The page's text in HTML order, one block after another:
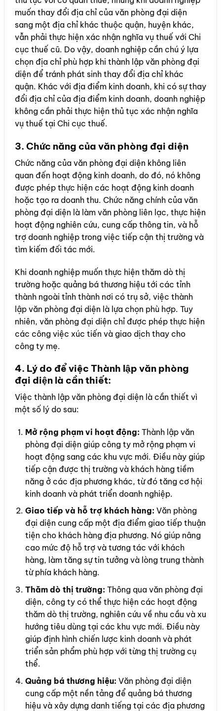
muốn thay đổi địa chỉ của văn phòng đại diện
sang một địa chỉ khác thuộc quận, huyện khác,
vẫn phải thực hiện xác nhận nghĩa vụ thuế với Chi
cục thuế cũ. Do vậy, doanh nghiệp cần chú ý lựa
chọn địa chỉ phù hợp khi thành lập văn phòng đại
diện để tránh phát sinh thay đổi địa chỉ khác
quận. Khác với địa điểm kinh doanh, khi có sự thay
đổi địa chỉ của địa điểm kinh doanh, doanh nghiệp
không cần phải thực hiện thủ tục xác nhận nghĩa
vụ thuế tại Chi cục thuế.
3. Chức năng của văn phòng đại diện
Chức năng của văn phòng đại diện không liên
quan đến hoạt động kinh doanh, do đó, nó không
được phép thực hiện các hoạt động kinh doanh
hoặc tạo ra doanh thu. Chức năng chính của văn
phòng đại diện là làm văn phòng liên lạc, thực hiện
hoạt động nghiên cứu, cung cấp thông tin, và hỗ
trợ doanh nghiệp trong việc tiếp cận thị trường và
tìm kiếm đối tác mới.
Khi doanh nghiệp muốn thực hiện thăm dò thị
trường hoặc quảng bá thương hiệu tới các tỉnh
thành ngoài tỉnh thành nơi có trụ sở, việc thành
lập văn phòng đại diện là lựa chọn phù hợp. Tuy
nhiên, văn phòng đại diện chỉ được phép thực hiện
các công việc xúc tiến và giao dịch thay cho
công ty mẹ.
4. Lý do để việc Thành lập văn phòng
đại diện là cần thiết:
Việc thành lập văn phòng đại diện là cần thiết vì
một số lý do sau:
Mở rộng phạm vi hoạt động: Thành lập văn
phòng đại diện giúp công ty mở rộng phạm vi
hoạt động sang các khu vực mới. Điều này giúp
tiếp cận được thị trường và khách hàng tiềm
năng ở các địa phương khác, từ đó tăng cơ hội
kinh doanh và phát triển doanh nghiệp.
Giao tiếp và hỗ trợ khách hàng: Văn phòng
đại diện cung cấp một địa điểm giao tiếp thuận
tiện cho khách hàng địa phương. Nó giúp nâng
cao mức độ hỗ trợ và tương tác với khách
hàng, làm tăng sự tin tưởng và lòng trung thành
từ phía khách hàng.
Thăm dò thị trường: Thông qua văn phòng đại
diện, công ty có thể thực hiện các hoạt động
thăm dò thị trường, nghiên cứu về nhu cầu và xu
hướng tiêu dùng tại các khu vực mới. Điều này
giúp định hình chiến lược kinh doanh và phát
triển sản phẩm phù hợp với từng thị trường cụ
thể.
Quảng bá thương hiệu: Văn phòng đại diện
cung cấp một nền tảng để quảng bá thương
hiệu và xây dựng danh tiếng tại các địa phương